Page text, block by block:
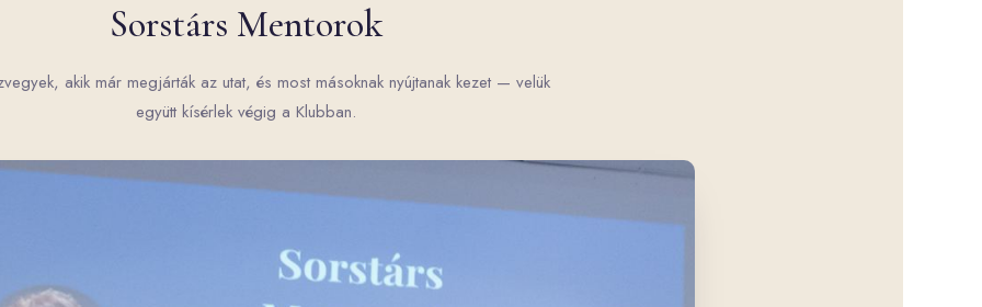
Sorstárs Mentorok
akik már megjárták az utat, és most másoknak nyújtanak kezet — velük
együtt kísérlek végig a Klubban.